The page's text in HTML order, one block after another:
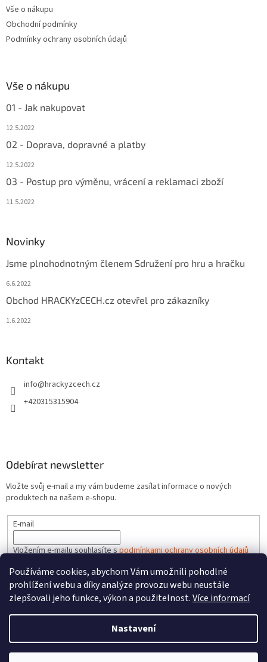
Používáme cookies, abychom Vám umožnili pohodlné
prohlížení webu a díky analýze provozu webu neustále
zlepšovali jeho funkce, výkon a použitelnost.Více informací
Nastavení
Vše o nákupu
Obchodní podmínky
Podmínky ochrany osobních údajů
Vše o nákupu
01 - Jak nakupovat
12.5.2022
02 - Doprava, dopravné a platby
12.5.2022
03 - Postup pro výměnu, vrácení a reklamaci zboží
11.5.2022
Novinky
Jsme plnohodnotným členem Sdružení pro hru a hračku
6.6.2022
Obchod HRACKYzCECH.cz otevřel pro zákazníky
1.6.2022
Kontakt
info@hrackyzcech.cz
+420315315904
Odebírat newsletter
Vložte svůj e-mail a my vám budeme zasílat informace o nových
produktech na našem e-shopu.
E-mail
Vložením e-mailu souhlasíte spodmínkami ochrany osobních údajů
PŘIHLÁSIT SE
Vytvořil Shoptet